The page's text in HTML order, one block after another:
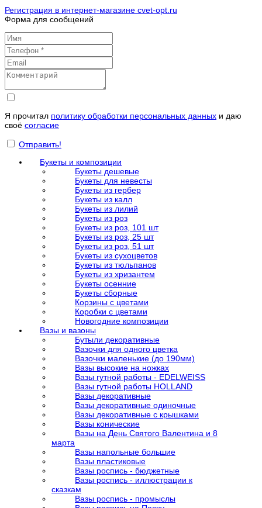
Регистрация в интернет-магазине cvet-opt.ru
Форма для сообщений
Я прочитал политику обработки персональных данных и даю
своё согласие
Отправить!
Букеты и композиции
Букеты дешевые
Букеты для невесты
Букеты из гербер
Букеты из калл
Букеты из лилий
Букеты из роз
Букеты из роз, 101 шт
Букеты из роз, 25 шт
Букеты из роз, 51 шт
Букеты из сухоцветов
Букеты из тюльпанов
Букеты из хризантем
Букеты осенние
Букеты сборные
Корзины с цветами
Коробки с цветами
Новогодние композиции
Вазы и вазоны
Бутыли декоративные
Вазочки для одного цветка
Вазочки маленькие (до 190мм)
Вазы высокие на ножках
Вазы гутной работы - EDELWEISS
Вазы гутной работы HOLLAND
Вазы декоративные
Вазы декоративные одиночные
Вазы декоративные с крышками
Вазы конические
Вазы на День Святого Валентина и 8
марта
Вазы напольные большие
Вазы пластиковые
Вазы роспись - бюджетные
Вазы роспись - иллюстрации к
сказкам
Вазы роспись - промыслы